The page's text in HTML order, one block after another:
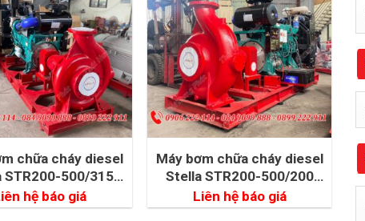
chữa cháy diesel
STR200-500/315
315kW
hệ báo giá
Máy bơm chữa cháy diesel
Stella STR200-500/200
200kW
Liên hệ báo giá